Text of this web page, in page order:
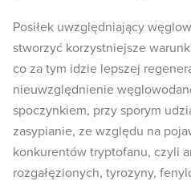
Posiłek uwzględniający
stworzyć korzystniejsze
co za tym idzie lepszej
nieuwzględnienie
spoczynkiem, przy sporym
zasypianie, ze względu na
konkurentów tryptofanu, czyli
rozgałęzionych, tyrozyny,